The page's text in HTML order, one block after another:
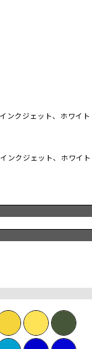
クジェット、ホワイト
ンクジェット、ホワイト